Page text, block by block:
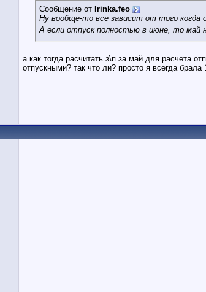
Сообщение от Irinka.feo
Ну вообще-то все зависит от того когда
А если отпуск полностью в июне, то май
а как тогда расчитать з\п за май для расчета
отпускными? так что ли? просто я всегда